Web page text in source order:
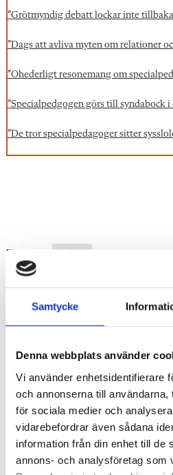
Samtycke
Denna webbplats använder
Vi använder enhetsidentifierare
och annonserna till användarna,
för sociala medier och
vidarebefordrar även sådana
information från din enhet till de
annons- och analysföretag som
”Grötmyndig debatt lockar inte tillbaka
”Dags att avliva myten om relationer
”Ohederligt resonemang om
”Specialpedgogen görs till syndabock i
”De tror specialpedagoger sitter
Taggar:
"
Annons"